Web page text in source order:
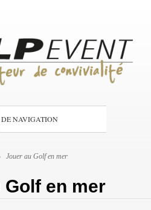
NAVIGATION
Jouer au Golf en mer
en mer